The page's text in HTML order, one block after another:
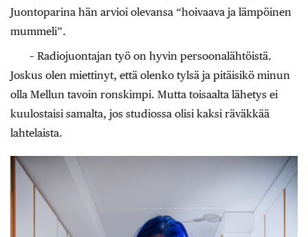
Juontoparina hän arvioi olevansa “hoivaava ja lämpöinen
mummeli”.
– Radiojuontajan työ on hyvin persoonalähtöistä.
Joskus olen miettinyt, että olenko tylsä ja pitäisikö minun
olla Mellun tavoin ronskimpi. Mutta toisaalta lähetys ei
kuulostaisi samalta, jos studiossa olisi kaksi räväkkää
lahtelaista.